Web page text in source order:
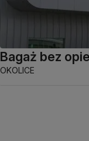
Bagaż bez
OKOLICE